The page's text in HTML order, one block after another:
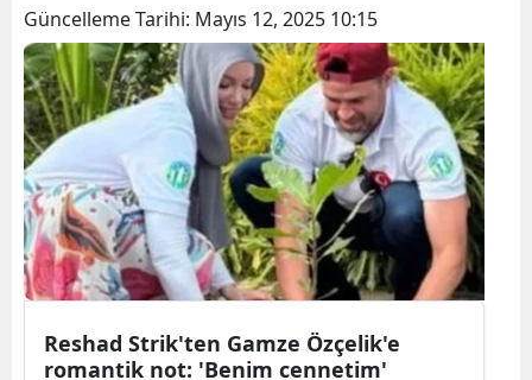
Güncelleme Tarihi: Mayıs 12, 2025 10:15
Reshad Strik'ten Gamze Özçelik'e
romantik not: 'Benim cennetim'